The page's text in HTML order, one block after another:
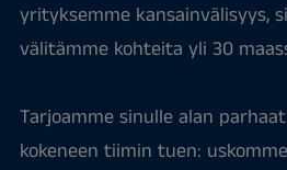
yrityksemme kansainvälisyys,
välitämme kohteita yli 30
Tarjoamme sinulle alan
kokeneen tiimin tuen: